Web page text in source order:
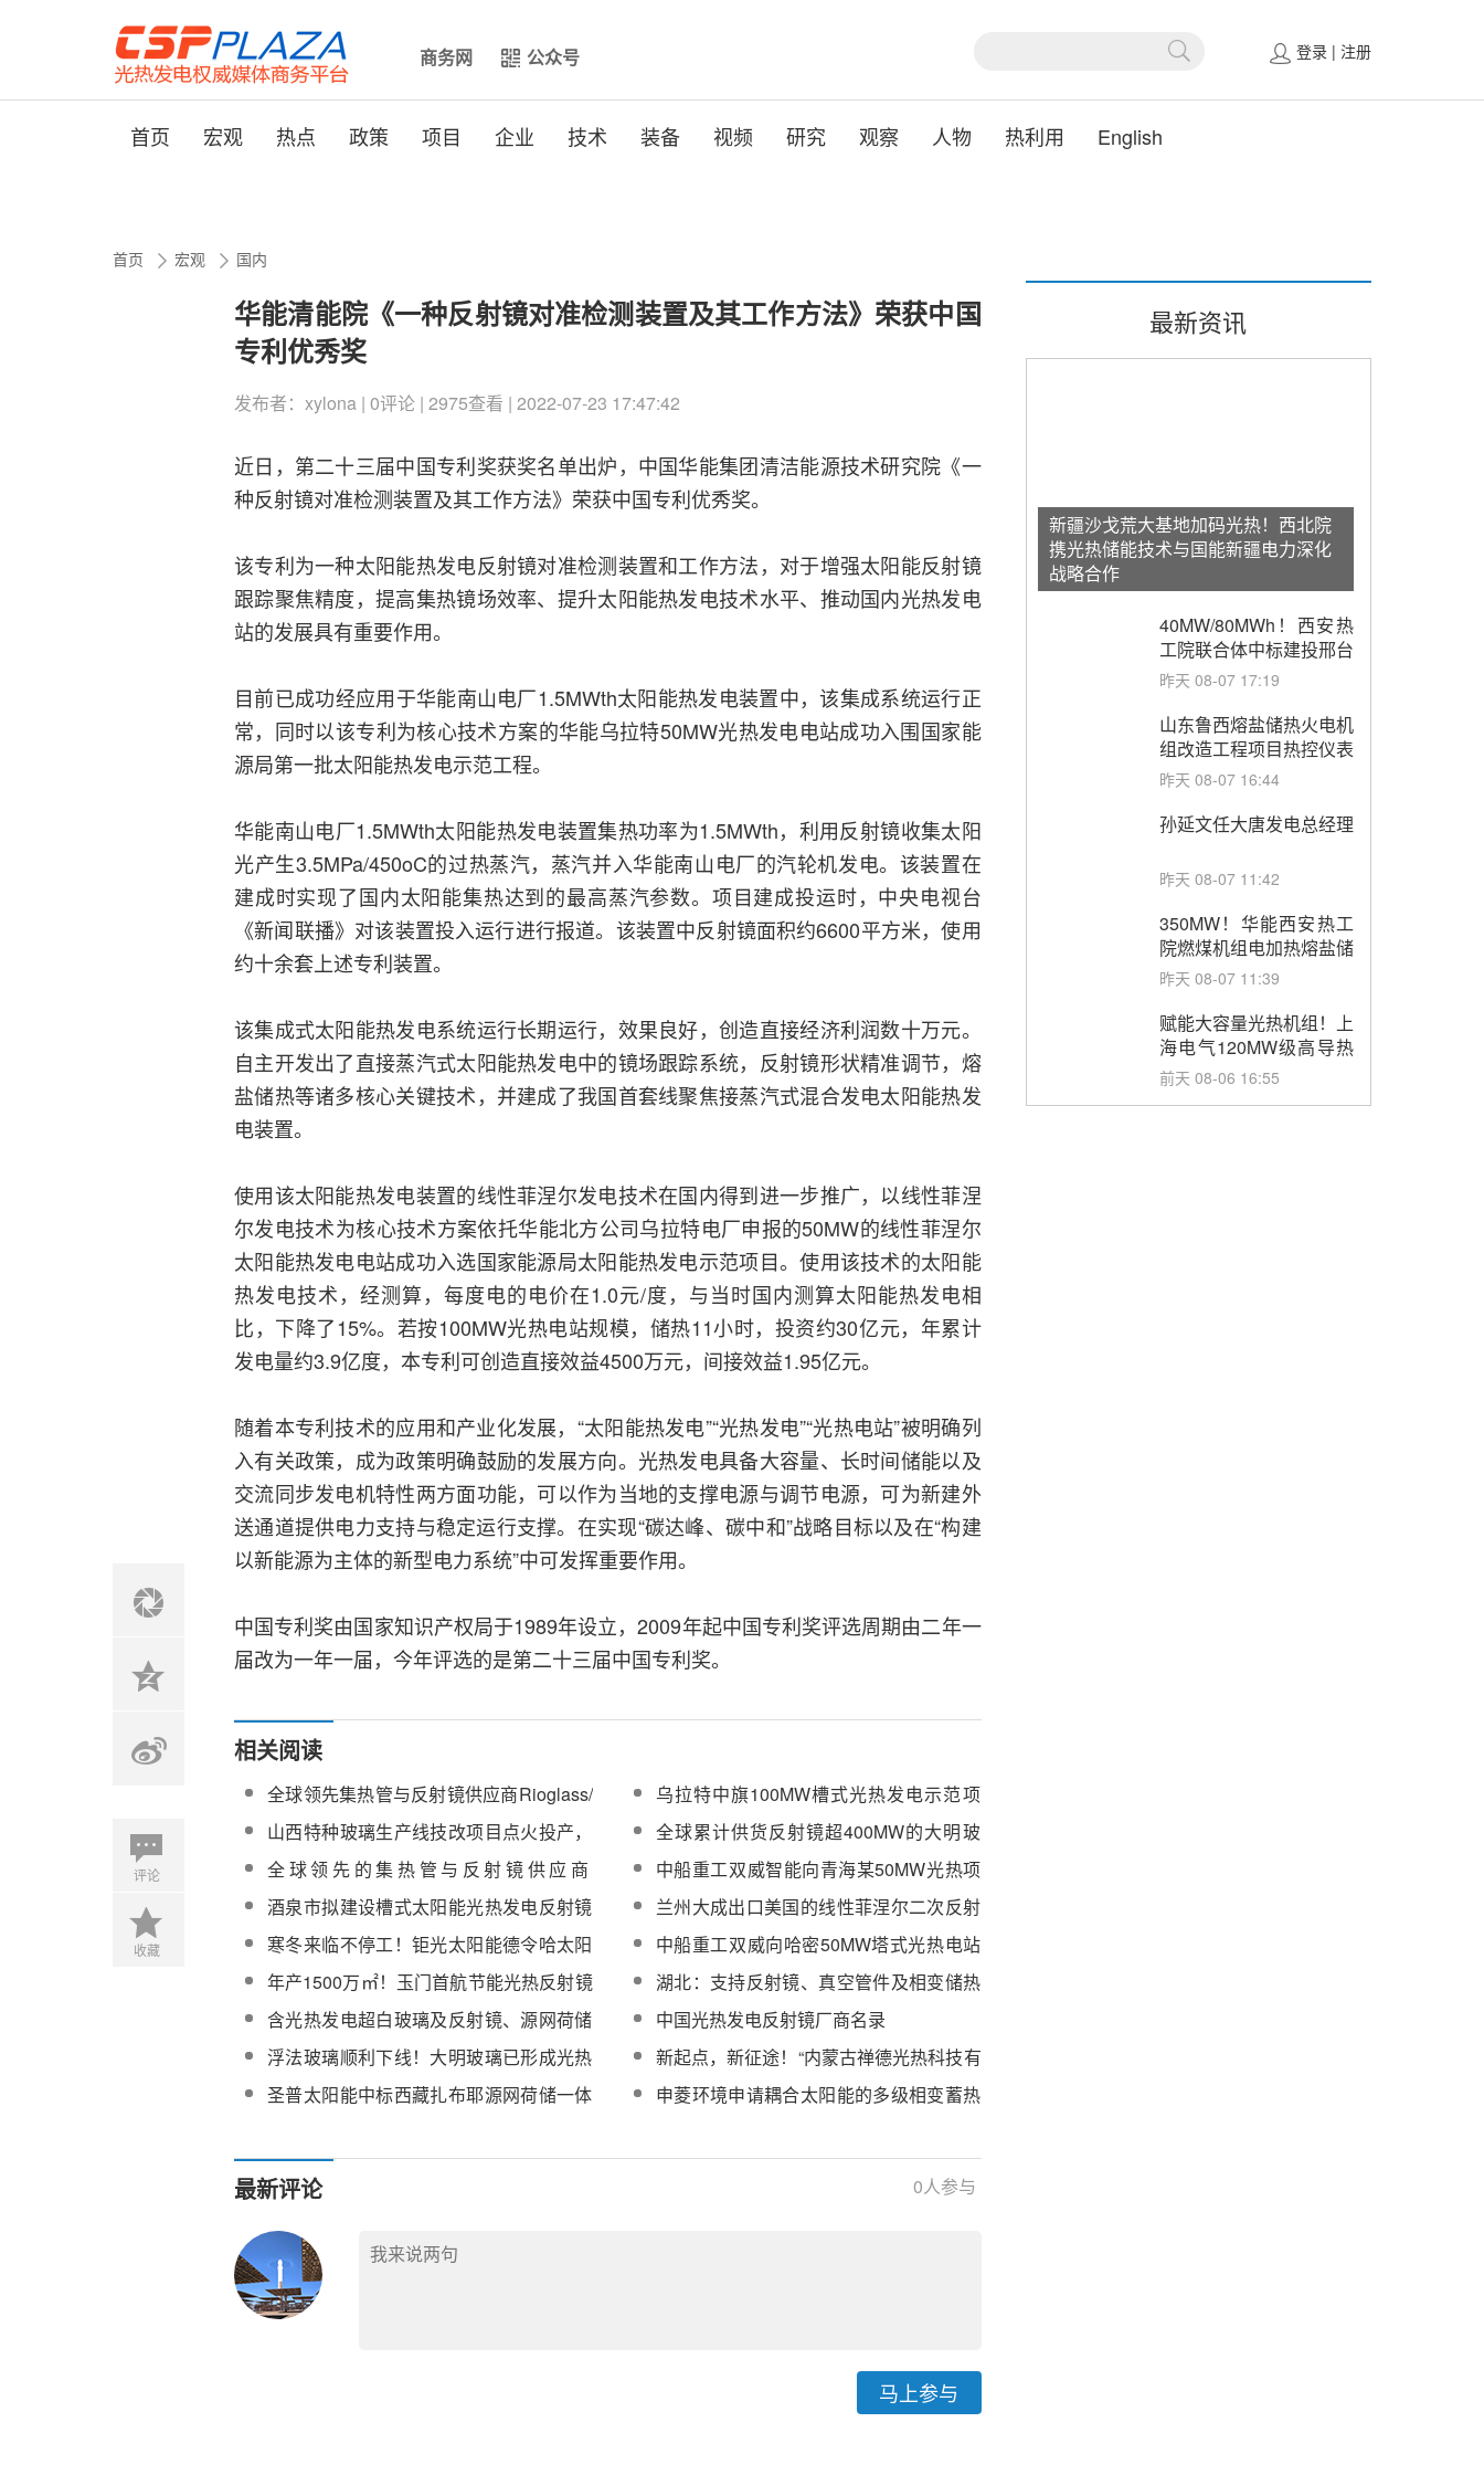
商务网 公众号 登录 | 注册
首页 宏观 热点 政策 项目 企业 技术 装备 视频 研究 观察 人物 热利用 English
首页 宏观 国内
华能清能院《一种反射镜对准检测装置及其工作方法》荣获中国
专利优秀奖
发布者：xylona | 0评论 | 2975查看 | 2022-07-23 17:47:42
近日，第二十三届中国专利奖获奖名单出炉，中国华能集团清洁能源技术研究院《一
种反射镜对准检测装置及其工作方法》荣获中国专利优秀奖。
该专利为一种太阳能热发电反射镜对准检测装置和工作方法，对于增强太阳能反射镜
跟踪聚焦精度，提高集热镜场效率、提升太阳能热发电技术水平、推动国内光热发电
站的发展具有重要作用。
目前已成功经应用于华能南山电厂1.5MWth太阳能热发电装置中，该集成系统运行正
常，同时以该专利为核心技术方案的华能乌拉特50MW光热发电电站成功入围国家能
源局第一批太阳能热发电示范工程。
华能南山电厂1.5MWth太阳能热发电装置集热功率为1.5MWth，利用反射镜收集太阳
光产生3.5MPa/450oC的过热蒸汽，蒸汽并入华能南山电厂的汽轮机发电。该装置在
建成时实现了国内太阳能集热达到的最高蒸汽参数。项目建成投运时，中央电视台
《新闻联播》对该装置投入运行进行报道。该装置中反射镜面积约6600平方米，使用
约十余套上述专利装置。
该集成式太阳能热发电系统运行长期运行，效果良好，创造直接经济利润数十万元。
自主开发出了直接蒸汽式太阳能热发电中的镜场跟踪系统，反射镜形状精准调节，熔
盐储热等诸多核心关键技术，并建成了我国首套线聚焦接蒸汽式混合发电太阳能热发
电装置。
使用该太阳能热发电装置的线性菲涅尔发电技术在国内得到进一步推广，以线性菲涅
尔发电技术为核心技术方案依托华能北方公司乌拉特电厂申报的50MW的线性菲涅尔
太阳能热发电电站成功入选国家能源局太阳能热发电示范项目。使用该技术的太阳能
热发电技术，经测算，每度电的电价在1.0元/度，与当时国内测算太阳能热发电相
比，下降了15%。若按100MW光热电站规模，储热11小时，投资约30亿元，年累计
发电量约3.9亿度，本专利可创造直接效益4500万元，间接效益1.95亿元。
随着本专利技术的应用和产业化发展，“太阳能热发电”“光热发电”“光热电站”被明确列
入有关政策，成为政策明确鼓励的发展方向。光热发电具备大容量、长时间储能以及
交流同步发电机特性两方面功能，可以作为当地的支撑电源与调节电源，可为新建外
送通道提供电力支持与稳定运行支撑。在实现“碳达峰、碳中和”战略目标以及在“构建
以新能源为主体的新型电力系统”中可发挥重要作用。
中国专利奖由国家知识产权局于1989年设立，2009年起中国专利奖评选周期由二年一
届改为一年一届，今年评选的是第二十三届中国专利奖。
评论
收藏
相关阅读
全球领先集热管与反射镜供应商Rioglass/
瑞环将参展常州第七届光热大会
乌拉特中旗100MW槽式光热发电示范项
目反射镜架立柱、集热器正在安装
山西特种玻璃生产线技改项目点火投产，
将为发展聚光热发电反射镜玻璃奠定基础
全球累计供货反射镜超400MW的大明玻
璃将连续四届参展CPC大会
全球领先的集热管与反射镜供应商
Rioglass/瑞环鼎力支持CPC2019大会
中船重工双威智能向青海某50MW光热项
目供货的反射镜清洗车顺利发货
酒泉市拟建设槽式太阳能光热发电反射镜
生产项目 总投资1.8亿元
兰州大成出口美国的线性菲涅尔二次反射
镜产品全部装车交货付运
寒冬来临不停工！钜光太阳能德令哈太阳
帆项目进入反射镜系统安装关键期
中船重工双威向哈密50MW塔式光热电站
供应的反射镜清洗车顺利发货
年产1500万㎡！玉门首航节能光热反射镜
制造项目正加紧推进建设
湖北：支持反射镜、真空管件及相变储热
熔融盐等光热发电设备和材料发展
含光热发电超白玻璃及反射镜、源网荷储
及装备制造一体化项目！《2022年青海省
招商引资项目册》发布
中国光热发电反射镜厂商名录
浮法玻璃顺利下线！大明玻璃已形成光热
发电反射镜全产业链生产供应体系
新起点，新征途！“内蒙古禅德光热科技有
限公司”正式更名为“内蒙古百川光热科技
有限公司”
圣普太阳能中标西藏扎布耶源网荷储一体
申菱环境申请耦合太阳能的多级相变蓄热
最新评论 0人参与
马上参与
最新资讯
新疆沙戈荒大基地加码光热！西北院
携光热储能技术与国能新疆电力深化
战略合作
40MW/80MWh！西安热
工院联合体中标建投邢台
热电熔盐储热调峰调频改
昨天 08-07 17:19
山东鲁西熔盐储热火电机
组改造工程项目热控仪表
成套设备采购
昨天 08-07 16:44
孙延文任大唐发电总经理
昨天 08-07 11:42
350MW！华能西安热工
院燃煤机组电加热熔盐储
能提升机组灵活性改造项
务采购
昨天 08-07 11:39
赋能大容量光热机组！上
海电气120MW级高导热
空冷发电机通过型式试验
前天 08-06 16:55